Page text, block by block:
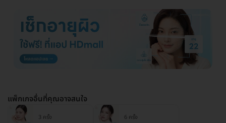
แพ็กเกจอื่นที่คุณอาจสนใจ
3 ครั้ง 6 ครั้ง